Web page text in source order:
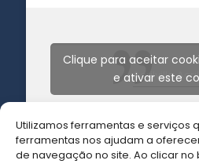
Utilizamos ferramentas e serviços
ferramentas nos ajudam a
de navegação no site. Ao clicar
Acrilville
Clique para aceitar
e ativar este